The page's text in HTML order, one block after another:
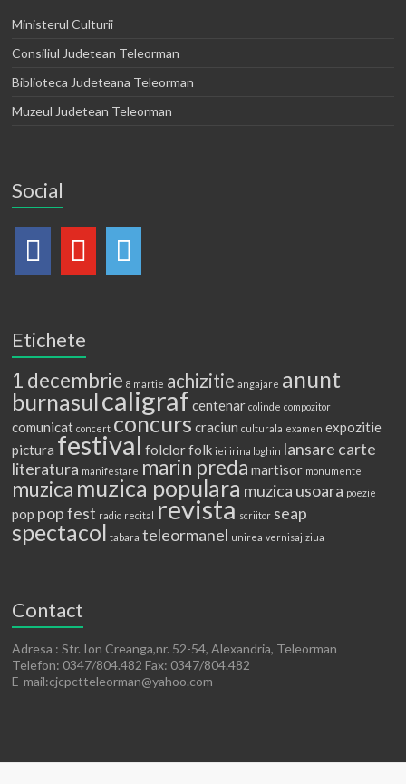
Ministerul Culturii
Consiliul Judetean Teleorman
Biblioteca Judeteana Teleorman
Muzeul Judetean Teleorman
Social
Etichete
1 decembrie 8 martie achizitie angajare anunt
burnasulcaligraf centenar colinde compozitor
comunicat concert concurs craciun culturala examen expozitie
pictura festival folclorfolk iei irina loghin lansare carte
literatura manifestare marin preda martisor monumente
muzica muzica populara muzica usoara poezie
pop pop fest radio recital revista scriitor seap
spectacol tabara teleormanel unirea vernisaj ziua
Contact
Adresa : Str. Ion Creanga,nr. 52-54, Alexandria, Teleorman
Telefon: 0347/804.482 Fax: 0347/804.482
E-mail:cjcpctteleorman@yahoo.com